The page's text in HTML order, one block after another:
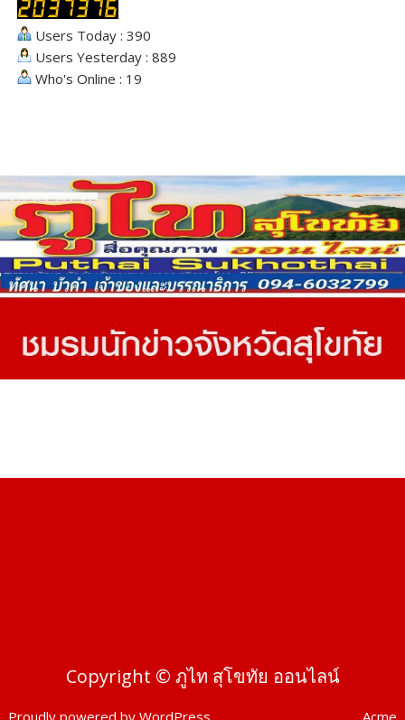
Users Today : 390
Users Yesterday : 889
Who's Online : 19
Copyright © ภูไท สุโขทัย ออนไลน์